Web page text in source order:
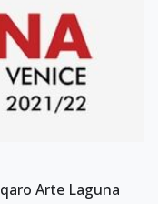
Arte Laguna